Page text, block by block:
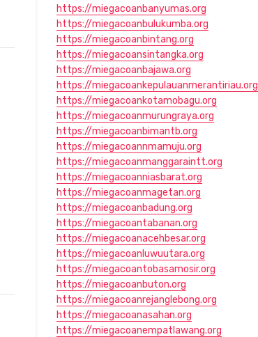
https://miegacoanbanyumas.org
https://miegacoanbulukumba.org
https://miegacoanbintang.org
https://miegacoansintangka.org
https://miegacoanbajawa.org
https://miegacoankepulauanmerantiriau.org
https://miegacoankotamobagu.org
https://miegacoanmurungraya.org
https://miegacoanbimantb.org
https://miegacoannmamuju.org
https://miegacoanmanggaraintt.org
https://miegacoanniasbarat.org
https://miegacoanmagetan.org
https://miegacoanbadung.org
https://miegacoantabanan.org
https://miegacoanacehbesar.org
https://miegacoanluwuutara.org
https://miegacoantobasamosir.org
https://miegacoanbuton.org
https://miegacoanrejanglebong.org
https://miegacoanasahan.org
https://miegacoanempatlawang.org